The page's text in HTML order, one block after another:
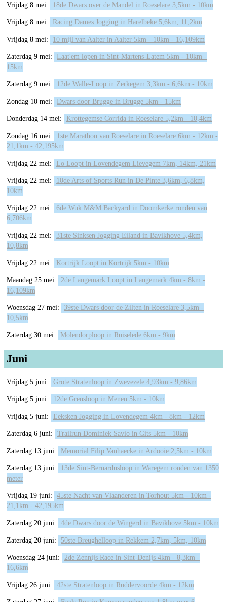
Vrijdag 8 mei: 18de Dwars over de Mandel in Roeselare 3,5km - 10km
Vrijdag 8 mei: Racing Dames Jogging in Harelbeke 5,6km, 11,2km
Vrijdag 8 mei: 10 mijl van Aalter in Aalter 5km - 10km - 16,109km
Zaterdag 9 mei:
Laat'em lopen in Sint-Martens-Latem 5km - 10km -
15km
Zaterdag 9 mei: 12de Walle-Loop in Zerkegem 3,3km - 6,6km - 10km
Zondag 10 mei: Dwars door Brugge in Brugge 5km - 15km
Donderdag 14 mei: Krottegemse Corrida in Roeselare 5,2km - 10,4km
Zondag 16 mei:
1ste Marathon van Roeselare in Roeselare 6km - 12km -
21,1km - 42,195km
Vrijdag 22 mei: Lo Loopt in Lovendegem Lievegem 7km, 14km, 21km
Vrijdag 22 mei:
10de Arts of Sports Run in De Pinte 3,6km, 6,8km,
10km
Vrijdag 22 mei:
6de Wuk M&M Backyard in Doomkerke ronden van
6,706km
Vrijdag 22 mei:
31ste Sinksen Jogging Eiland in Bavikhove 5,4km,
10,8km
Vrijdag 22 mei: Kortrijk Loopt in Kortrijk 5km - 10km
Maandag 25 mei:
2de Langemark Loopt in Langemark 4km - 8km -
16,109km
Woensdag 27 mei:
39ste Dwars door de Zilten in Roeselare 3,5km -
10,5km
Zaterdag 30 mei: Molendorploop in Ruiselede 6km - 9km
Juni
Vrijdag 5 juni: Grote Stratenloop in Zwevezele 4,93km - 9,86km
Vrijdag 5 juni: 12de Grensloop in Menen 5km - 10km
Vrijdag 5 juni: Eeksken Jogging in Lovendegem 4km - 8km - 12km
Zaterdag 6 juni: Trailrun Dominiek Savio in Gits 5km - 10km
Zaterdag 13 juni: Memorial Filip Vanhaecke in Ardooie 2,5km - 10km
Zaterdag 13 juni:
13de Sint-Bernardusloop in Waregem ronden van 1350
meter
Vrijdag 19 juni:
45ste Nacht van Vlaanderen in Torhout 5km - 10km -
21,1km - 42,195km
Zaterdag 20 juni: 4de Dwars door de Wingerd in Bavikhove 5km - 10km
Zaterdag 20 juni: 50ste Breughelloop in Rekkem 2,7km, 5km, 10km
Woensdag 24 juni:
2de Zennijs Race in Sint-Denijs 4km - 8,3km -
16,6km
Vrijdag 26 juni: 42ste Stratenloop in Ruddervoorde 4km - 12km